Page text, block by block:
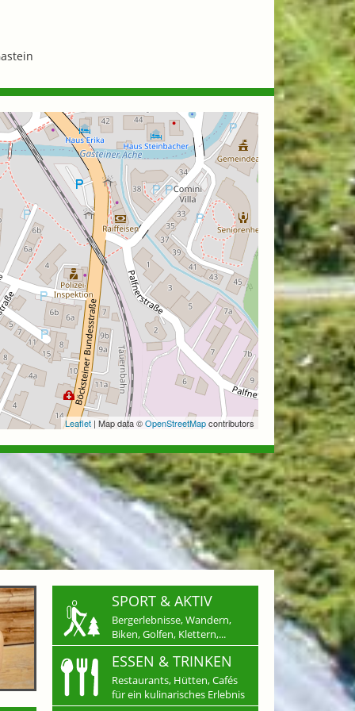
Leaflet | Map data ©OpenStreetMapcontributors
SPORT & AKTIV
Bergerlebnisse, Wandern,
Biken, Golfen, Klettern,...
ESSEN & TRINKEN
Restaurants, Hütten, Cafés
für ein kulinarisches Erlebnis